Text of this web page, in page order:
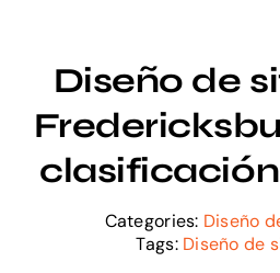
Diseño de
Categories: Diseño
Tags: Diseño de